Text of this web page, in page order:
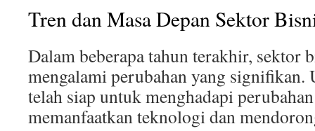
Tren dan Masa Depan Sektor
Dalam beberapa tahun terakhir, sektor
mengalami perubahan yang
telah siap untuk menghadapi
memanfaatkan teknologi dan